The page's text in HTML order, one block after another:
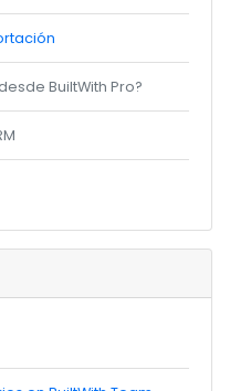
BuiltWith Pro?